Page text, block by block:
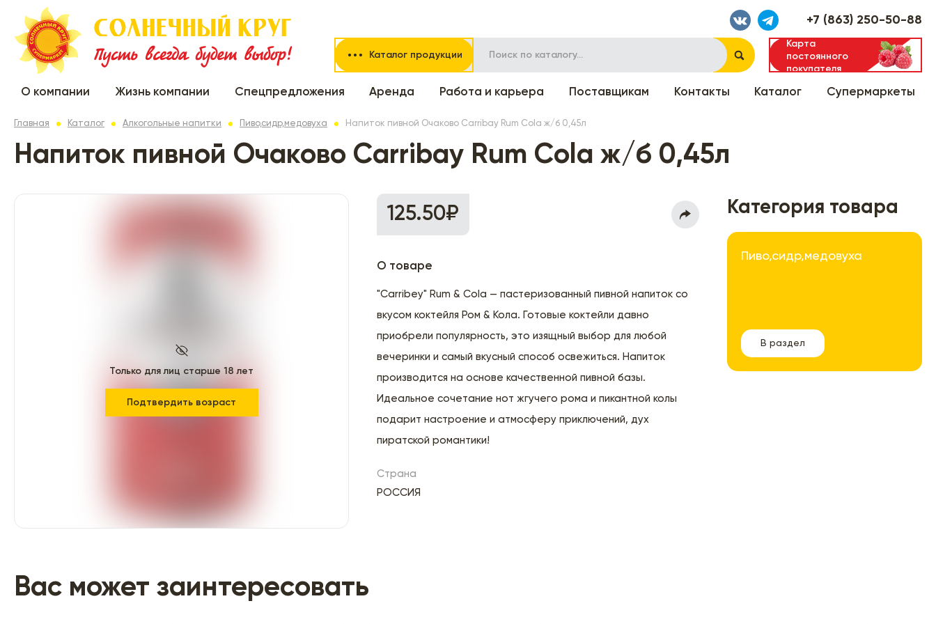
+7 (863) 250-50-88
Каталог продукции
Карта
постоянного
покупателя
О компании Жизнь компании Спецпредложения Аренда Работа и карьера Поставщикам Контакты Каталог Супермаркеты
Главная Каталог Алкогольные напитки Пиво,сидр,медовуха Напиток пивной Очаково Carribay Rum Cola ж/б 0,45л
Напиток пивной Очаково Carribay Rum Cola ж/б 0,45л
Только для лиц старше 18 лет
Подтвердить возраст
125.50₽
О товаре
"Carribey" Rum & Cola — пастеризованный пивной напиток со
вкусом коктейля Ром & Кола. Готовые коктейли давно
приобрели популярность, это изящный выбор для любой
вечеринки и самый вкусный способ освежиться. Напиток
производится на основе качественной пивной базы.
Идеальное сочетание нот жгучего рома и пикантной колы
подарит настроение и атмосферу приключений, дух
пиратской романтики!
Страна
РОССИЯ
Категория товара
Пиво,сидр,медовуха
В раздел
Вас может заинтересовать